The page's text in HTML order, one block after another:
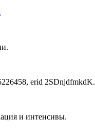
erid 2SDnjdfmkdK.
и интенсивы.